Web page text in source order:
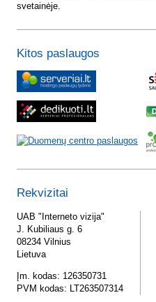
svetainėje.
Kitos paslaugos
Rekvizitai
UAB "Interneto vizija"
J. Kubiliaus g. 6
08234 Vilnius
Lietuva
Įm. kodas: 126350731
PVM kodas: LT263507314